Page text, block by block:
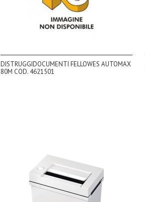
DISTRUGGIDOCUMENTI FELLOWES AUTOMAX
80M COD. 4621501